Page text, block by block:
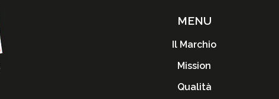
MENU
Il Marchio
Mission
Qualità